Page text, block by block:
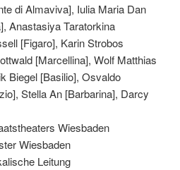
di Almaviva], Iulia Maria Dan
Anastasiya Taratorkina
[Figaro], Karin Strobos
[Marcellina], Wolf Matthias
Biegel [Basilio], Osvaldo
Stella An [Barbarina], Darcy
Wiesbaden
Wiesbaden
Leitung